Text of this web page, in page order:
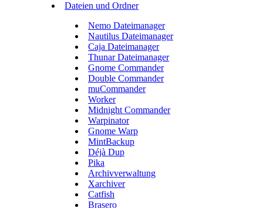
Dateien und Ordner
Nemo Dateimanager
Nautilus Dateimanager
Caja Dateimanager
Thunar Dateimanager
Gnome Commander
Double Commander
muCommander
Worker
Midnight Commander
Warpinator
Gnome Warp
MintBackup
Déjà Dup
Pika
Archivverwaltung
Xarchiver
Catfish
Brasero